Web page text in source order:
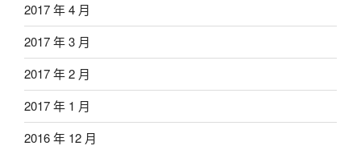
2017 年 4 月
2017 年 3 月
2017 年 2 月
2017 年 1 月
2016 年 12 月